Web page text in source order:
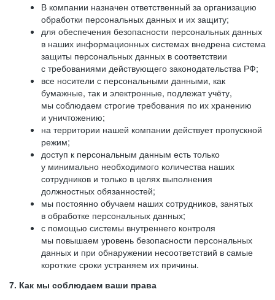
В компании назначен ответственный за организацию
обработки персональных данных и их защиту;
для обеспечения безопасности персональных данных
в наших информационных системах внедрена система
защиты персональных данных в соответствии
с требованиями действующего законодательства РФ;
все носители с персональными данными, как
бумажные, так и электронные, подлежат учёту,
мы соблюдаем строгие требования по их хранению
и уничтожению;
на территории нашей компании действует пропускной
режим;
доступ к персональным данным есть только
у минимально необходимого количества наших
сотрудников и только в целях выполнения
должностных обязанностей;
мы постоянно обучаем наших сотрудников, занятых
в обработке персональных данных;
с помощью системы внутреннего контроля
мы повышаем уровень безопасности персональных
данных и при обнаружении несоответствий в самые
короткие сроки устраняем их причины.
7. Как мы соблюдаем ваши права